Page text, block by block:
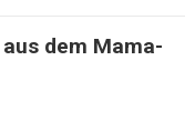
dem Mama-